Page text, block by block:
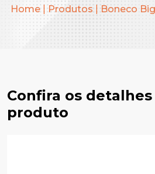
Home|Produtos Boneco
Confira os
produto